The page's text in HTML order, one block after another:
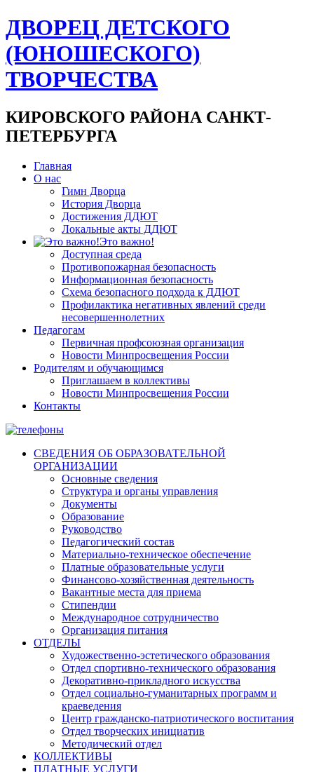
ДВОРЕЦ ДЕТСКОГО
(ЮНОШЕСКОГО)
ТВОРЧЕСТВА
КИРОВСКОГО РАЙОНА САНКТ-
ПЕТЕРБУРГА
Главная
О нас
Гимн Дворца
История Дворца
Достижения ДДЮТ
Локальные акты ДДЮТ
Это важно!
Доступная среда
Противопожарная безопасность
Информационная безопасность
Схема безопасного подхода к ДДЮТ
Профилактика негативных явлений среди
несовершеннолетних
Педагогам
Первичная профсоюзная организация
Новости Минпросвещения России
Родителям и обучающимся
Приглашаем в коллективы
Новости Минпросвещения России
Контакты
СВЕДЕНИЯ ОБ ОБРАЗОВАТЕЛЬНОЙ
ОРГАНИЗАЦИИ
Основные сведения
Структура и органы управления
Документы
Образование
Руководство
Педагогический состав
Материально-техническое обеспечение
Платные образовательные услуги
Финансово-хозяйственная деятельность
Вакантные места для приема
Стипендии
Международное сотрудничество
Организация питания
ОТДЕЛЫ
Художественно-эстетического образования
Отдел спортивно-технического образования
Декоративно-прикладного искусства
Отдел социально-гуманитарных программ и
краеведения
Центр гражданско-патриотического воспитания
Отдел творческих инициатив
Методический отдел
КОЛЛЕКТИВЫ
ПЛАТНЫЕ УСЛУГИ